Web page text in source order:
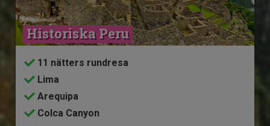
Historiska Peru
11 nätters rundresa
Lima
Arequipa
Colca Canyon